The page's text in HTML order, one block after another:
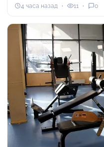
4 часа назад 11 0